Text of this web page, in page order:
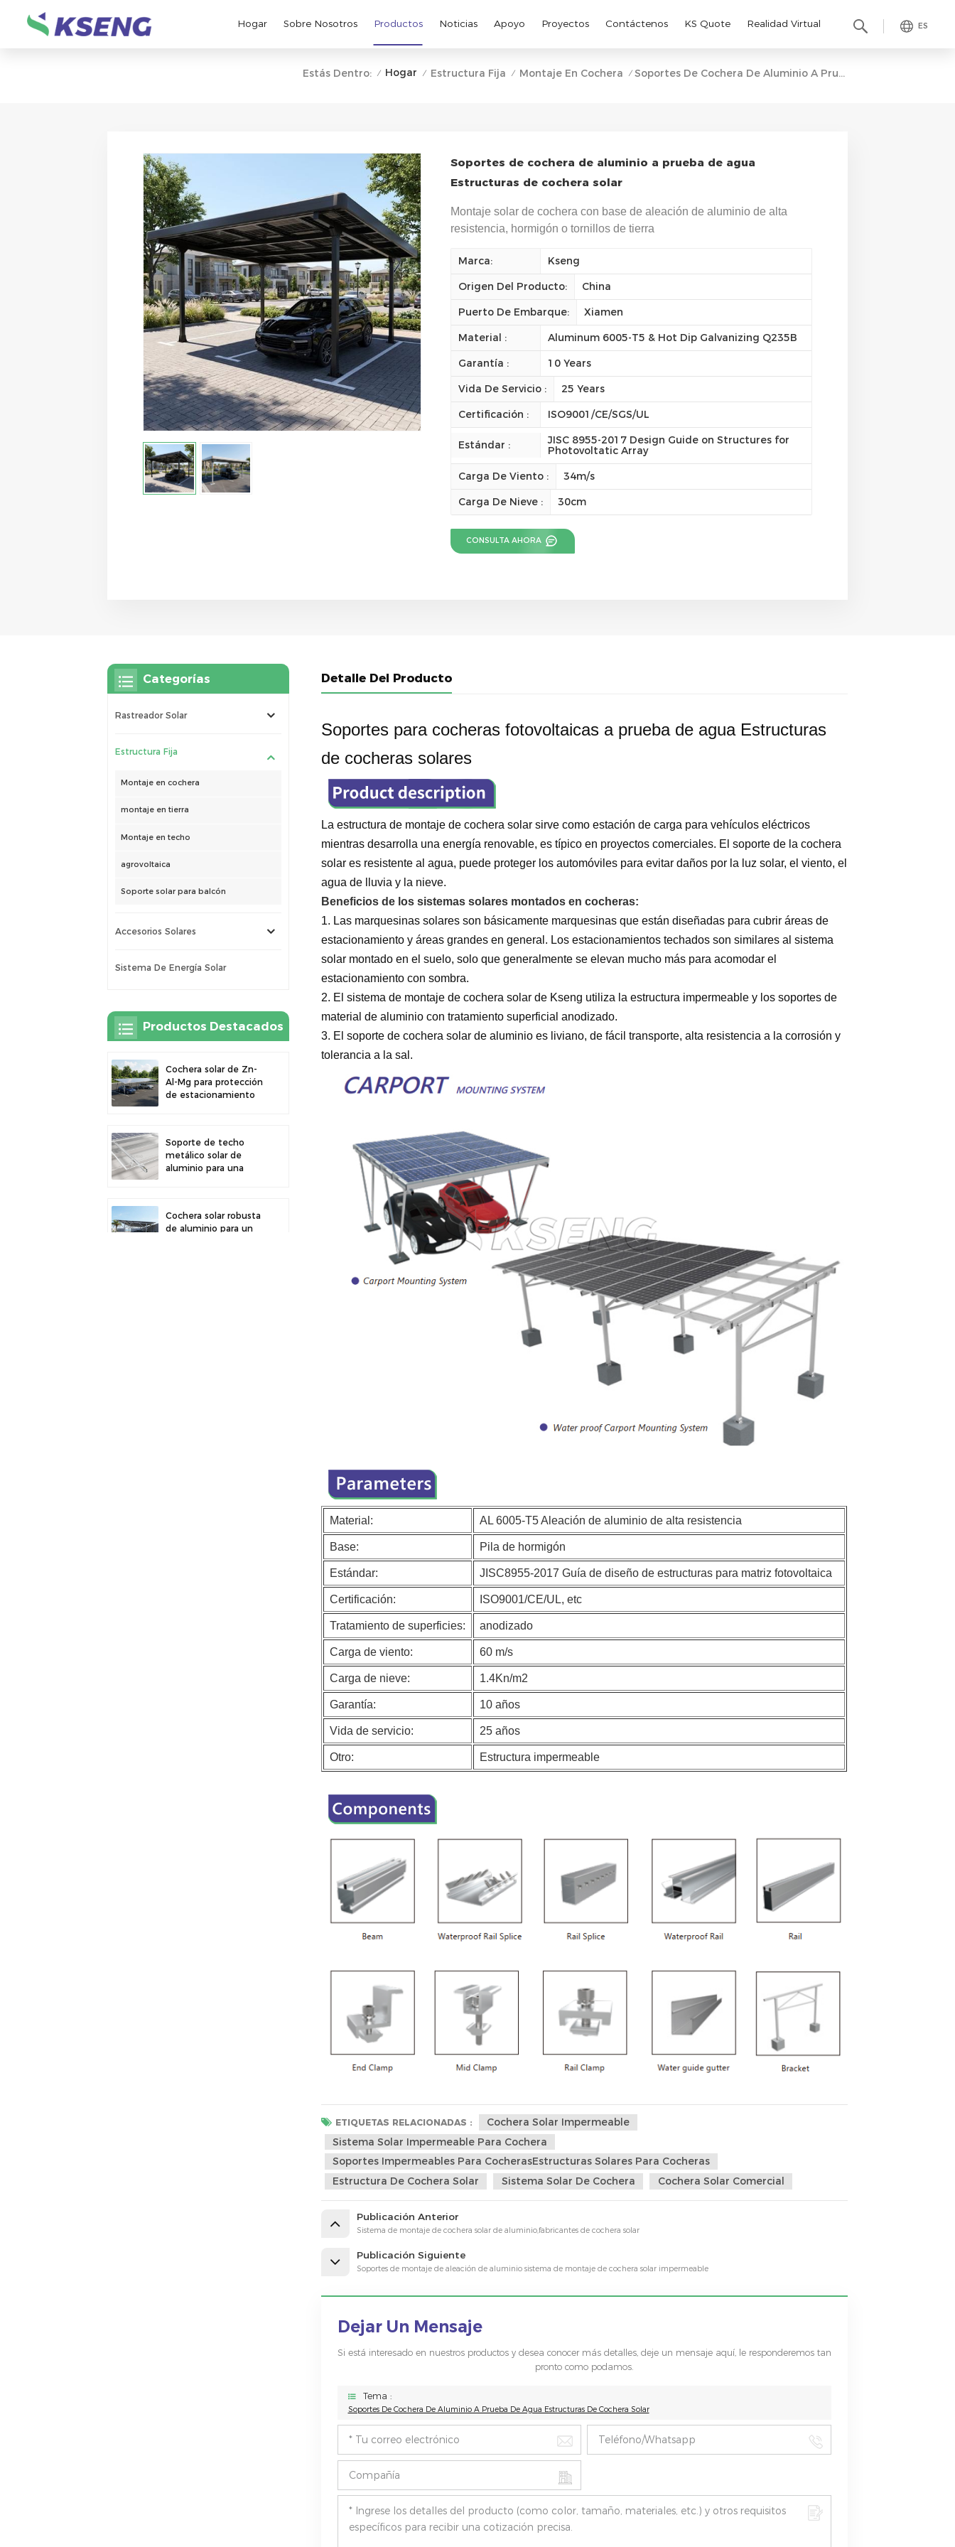
ES
Hogar Sobre Nosotros Productos Noticias Apoyo Proyectos Contáctenos KS Quote Realidad Virtual
Estás Dentro: / Hogar / Estructura Fija / Montaje En Cochera / Soportes De Cochera De Aluminio A Prueba De Agua Estructuras De Cochera Solar
Soportes de cochera de aluminio a prueba de agua
Estructuras de cochera solar
Montaje solar de cochera con base de aleación de aluminio de alta
resistencia, hormigón o tornillos de tierra
Marca:
Kseng
Origen Del Producto:
China
Puerto De Embarque:
Xiamen
Material :
Aluminum 6005-T5 & Hot Dip Galvanizing Q235B
Garantía :
10 Years
Vida De Servicio :
25 Years
Certificación :
ISO9001/CE/SGS/UL
Estándar :
JISC 8955-2017 Design Guide on Structures for
Photovoltatic Array
Carga De Viento :
34m/s
Carga De Nieve :
30cm
CONSULTA AHORA
Detalle Del Producto
Soportes para cocheras fotovoltaicas a prueba de agua Estructuras
de cocheras solares
La estructura de montaje de cochera solar sirve como estación de carga para vehículos eléctricos
mientras desarrolla una energía renovable, es típico en proyectos comerciales. El soporte de la cochera
solar es resistente al agua, puede proteger los automóviles para evitar daños por la luz solar, el viento, el
agua de lluvia y la nieve.
Beneficios de los sistemas solares montados en cocheras:
1. Las marquesinas solares son básicamente marquesinas que están diseñadas para cubrir áreas de
estacionamiento y áreas grandes en general. Los estacionamientos techados son similares al sistema
solar montado en el suelo, solo que generalmente se elevan mucho más para acomodar el
estacionamiento con sombra.
2. El sistema de montaje de cochera solar de Kseng utiliza la estructura impermeable y los soportes de
material de aluminio con tratamiento superficial anodizado.
3. El soporte de cochera solar de aluminio es liviano, de fácil transporte, alta resistencia a la corrosión y
tolerancia a la sal.
Material: AL 6005-T5Aleación de aluminio de alta resistencia
Base: Pila de hormigón
Estándar: JISC8955-2017 Guía de diseño de estructuras para matriz fotovoltaica
Certificación: ISO9001/CE/UL, etc
Tratamiento de superficies: anodizado
Carga de viento: 60 m/s
Carga de nieve: 1.4Kn/m2
Garantía: 10 años
Vida de servicio: 25 años
Otro: Estructura impermeable
ETIQUETAS RELACIONADAS :
Cochera Solar Impermeable
Sistema Solar Impermeable Para Cochera
Soportes Impermeables Para CocherasEstructuras Solares Para Cocheras
Estructura De Cochera Solar
Sistema Solar De Cochera Cochera Solar Comercial
Publicación Anterior
Sistema de montaje de cochera solar de aluminio,fabricantes de cochera solar
Publicación Siguiente
Soportes de montaje de aleación de aluminio sistema de montaje de cochera solar impermeable
Dejar Un Mensaje
Si está interesado en nuestros productos y desea conocer más detalles, deje un mensaje aquí, le responderemos tan
pronto como podamos.
Tema :
Soportes De Cochera De Aluminio A Prueba De Agua Estructuras De Cochera Solar
Categorías
Rastreador Solar
Estructura Fija
Montaje en cochera
montaje en tierra
Montaje en techo
agrovoltaica
Soporte solar para balcón
Accesorios Solares
Sistema De Energía Solar
Productos Destacados
Cochera solar de Zn-
Al-Mg para protección
de estacionamiento
Soporte de techo
metálico solar de
aluminio para una
Cochera solar robusta
de aluminio para un